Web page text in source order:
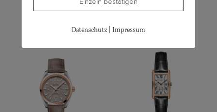
CHF5'700.00
CHF625.00
Datenschutz| Impressum